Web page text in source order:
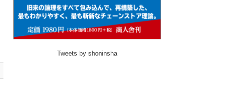
Tweets by shoninsha